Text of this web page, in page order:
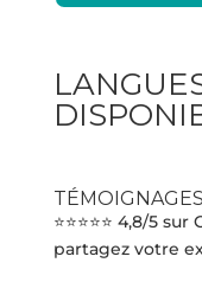
TÉMOIGNAGES
⭐⭐⭐⭐⭐ 4,8/5
partagez votre